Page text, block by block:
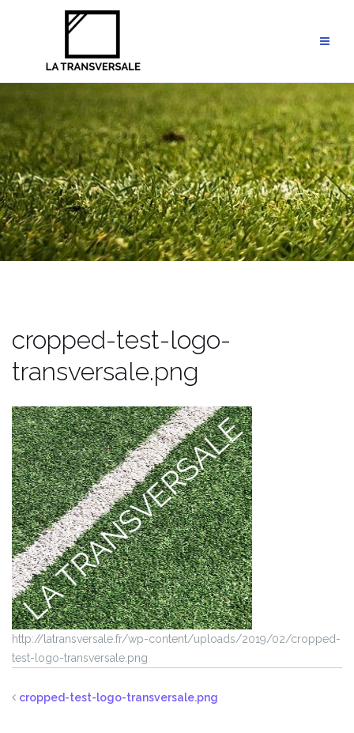
cropped-test-logo-
transversale.png
http://latransversale.fr/wp-content/uploads/2019/02/cropped-
test-logo-transversale.png
cropped-test-logo-transversale.png